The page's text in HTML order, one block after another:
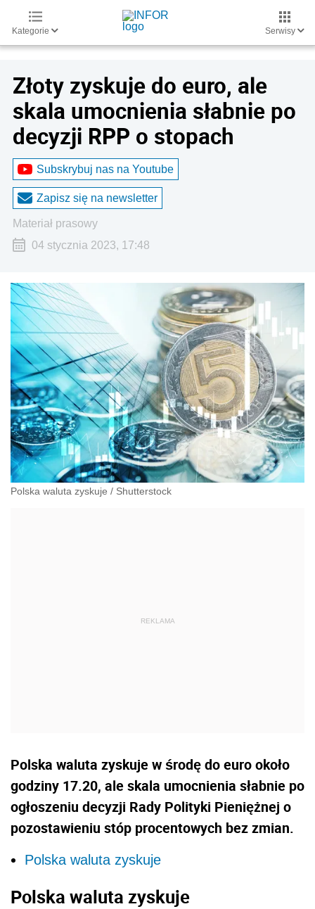
Kategorie Serwisy
Złoty zyskuje do euro, ale
skala umocnienia słabnie po
decyzji RPP o stopach
Subskrybuj nas na Youtube
Zapisz się na newsletter
materiał prasowy
04 stycznia 2023, 17:48
Polska waluta zyskuje / Shutterstock
Polska waluta zyskuje w środę do euro około
godziny 17.20, ale skala umocnienia słabnie po
ogłoszeniu decyzji Rady Polityki Pieniężnej o
pozostawieniu stóp procentowych bez zmian.
Polska waluta zyskuje
Polska waluta zyskuje